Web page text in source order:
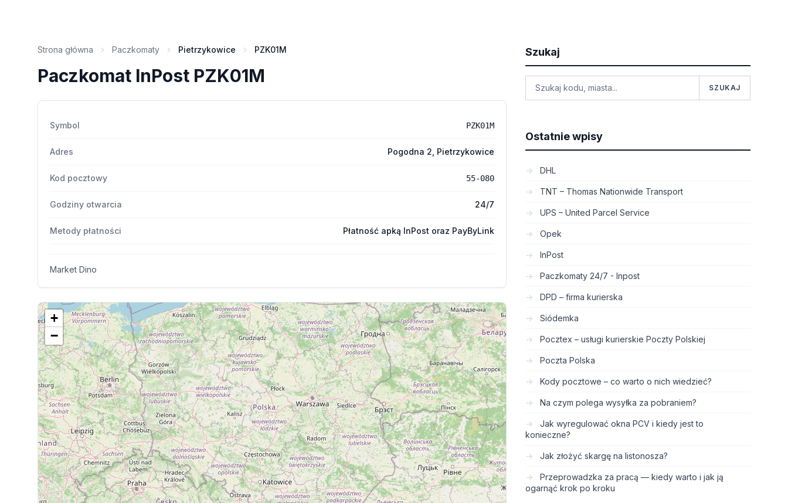
Strona główna Paczkomaty Pietrzykowice PZK01M
Paczkomat InPost PZK01M
Symbol PZK01M
Adres Pogodna 2, Pietrzykowice
Kod pocztowy 55-080
Godziny otwarcia 24/7
Metody płatności Płatność apką InPost oraz PayByLink
Market Dino
+
−
Szukaj
SZUKAJ
Ostatnie wpisy
DHL
TNT – Thomas Nationwide Transport
UPS – United Parcel Service
Opek
InPost
Paczkomaty 24/7 - Inpost
DPD – firma kurierska
Siódemka
Pocztex – usługi kurierskie Poczty Polskiej
Poczta Polska
Kody pocztowe – co warto o nich wiedzieć?
Na czym polega wysyłka za pobraniem?
Jak wyregulować okna PCV i kiedy jest to
konieczne?
Jak złożyć skargę na listonosza?
Przeprowadzka za pracą — kiedy warto i jak ją
ogarnąć krok po kroku